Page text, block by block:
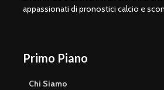
appassionati di pronostici calcio e
Primo Piano
Chi Siamo